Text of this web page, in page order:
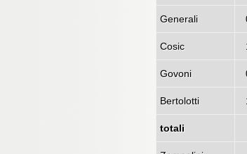
Generali
Cosic
Govoni
Bertolotti
totali